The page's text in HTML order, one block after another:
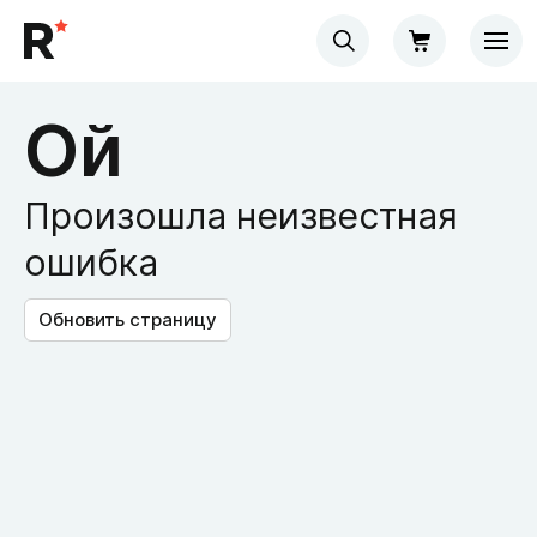
Ой
Произошла неизвестная
ошибка
Обновить страницу